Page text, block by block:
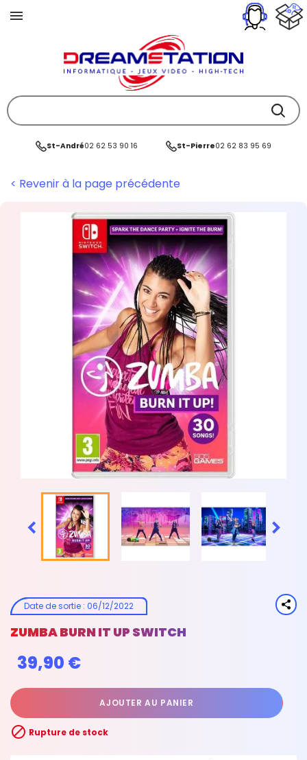
St-André02 62 53 90 16 St-Pierre02 62 83 95 69
< Revenir à la page précédente
 
Date de sortie : 06/12/2022
ZUMBA BURN IT UP SWITCH
39,90 €
AJOUTER AU PANIER
 Rupture de stock